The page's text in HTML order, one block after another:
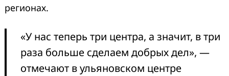
регионах.
«У нас теперь три центра, а значит, в три
раза больше сделаем добрых дел», —
отмечают в ульяновском центре
for: